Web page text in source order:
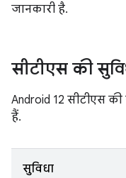
जानकारी है.
सीटीएस की
Android 12 सीटीएस
हैं.
सुविधा